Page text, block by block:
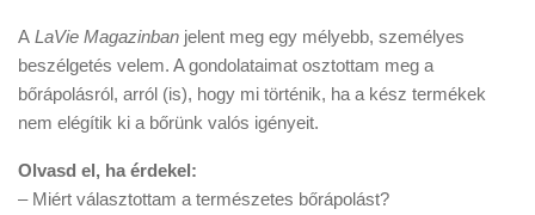
A LaVie Magazinban jelent meg egy mélyebb, személyes
beszélgetés velem. A gondolataimat osztottam meg a
bőrápolásról, arról (is), hogy mi történik, ha a kész termékek
nem elégítik ki a bőrünk valós igényeit.
Olvasd el, ha érdekel:
– Miért választottam a természetes bőrápolást?